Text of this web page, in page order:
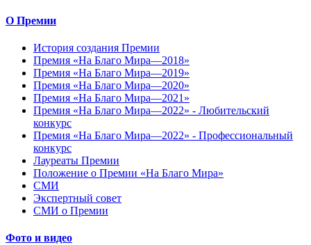
О Премии
История создания Премии
Премия «На Благо Мира—2018»
Премия «На Благо Мира—2019»
Премия «На Благо Мира—2020»
Премия «На Благо Мира—2021»
Премия «На Благо Мира—2022» - Любительский
конкурс
Премия «На Благо Мира—2022» - Профессиональный
конкурс
Лауреаты Премии
Положение о Премии «На Благо Мира»
СМИ
Экспертный совет
СМИ о Премии
Фото и видео